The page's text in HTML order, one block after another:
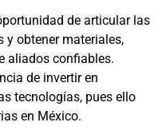
de articular las
y obtener materiales,
aliados confiables.
de invertir en
tecnologías, pues ello
en México.